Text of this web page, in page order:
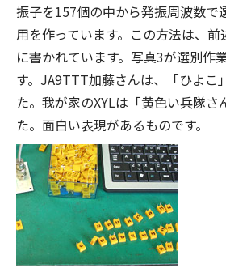
振子を157個の中から発振周波数で
用を作っています。この方法は、
に書かれています。写真3が選別作
す。JA9TTT加藤さんは、「ひよこ
た。我が家のXYLは「黄色い兵隊さ
た。面白い表現があるものです。